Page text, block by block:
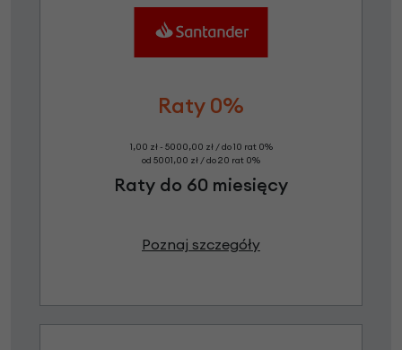
Raty 0%
1,00 zł - 5000,00 zł / do 10 rat 0%
od 5001,00 zł / do 20 rat 0%
Raty do 60 miesięcy
Poznaj szczegóły